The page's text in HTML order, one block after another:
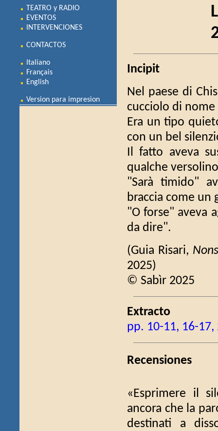
TEATRO y RADIO
EVENTOS
INTERVENCIONES
CONTACTOS
Italiano
Français
English
Version para impresion
Incipit
Nel paese di
cucciolo di nome
Era un tipo
con un bel
Il fatto aveva
qualche
"Sarà timido"
braccia come un
"O forse" aveva
da dire".
(Guia Risari,
2025)
© Sabìr 2025
Extracto
pp. 10-11, 16-17,
Recensiones
«Esprimere il
ancora che la
destinati a